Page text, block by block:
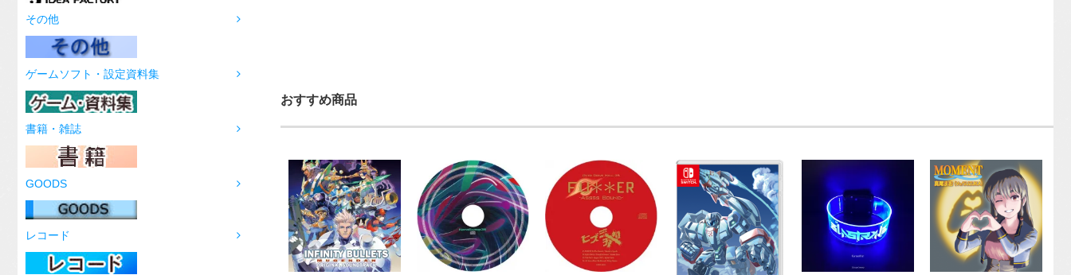
その他
ゲームソフト・設定資料集
書籍・雑誌
GOODS
レコード
おすすめ商品